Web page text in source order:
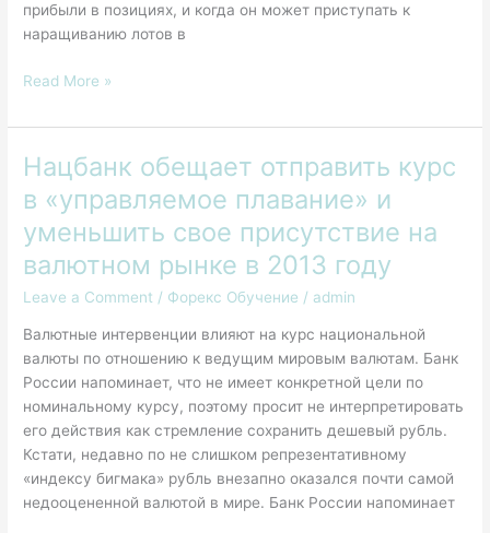
прибыли в позициях, и когда он может приступать к
наращиванию лотов в
Read More »
Нацбанк обещает отправить курс
в «управляемое плавание» и
уменьшить свое присутствие на
валютном рынке в 2013 году
Leave a Comment / Форекс Обучение / admin
Валютные интервенции влияют на курс национальной
валюты по отношению к ведущим мировым валютам. Банк
России напоминает, что не имеет конкретной цели по
номинальному курсу, поэтому просит не интерпретировать
его действия как стремление сохранить дешевый рубль.
Кстати, недавно по не слишком репрезентативному
«индексу бигмака» рубль внезапно оказался почти самой
недооцененной валютой в мире. Банк России напоминает
Нацбанк
обещает
отправить
курс
в
плавание»
и
уменьшить
свое
присутствие
на
валютном
рынке
в